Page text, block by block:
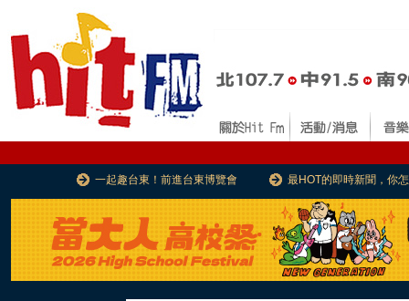
一起趣台東！前進台東博覽會 最HOT的即時新聞，你